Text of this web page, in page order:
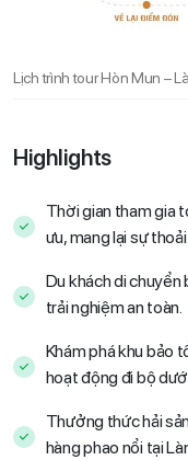
Lịch trình tour Hòn Mun –
Highlights
Thời gian tham gia
ưu, mang lại sự
Du khách di chuyển
trải nghiệm an toàn.
Khám phá khu bảo
hoạt động đi bộ
Thưởng thức hải
hàng phao nổi tại